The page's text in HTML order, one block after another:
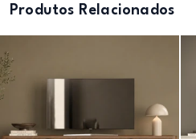
Produtos Relacionados